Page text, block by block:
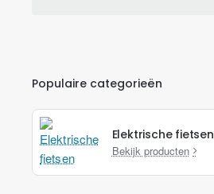
Populaire categorieën
Elektrische fietsen
Bekijk producten